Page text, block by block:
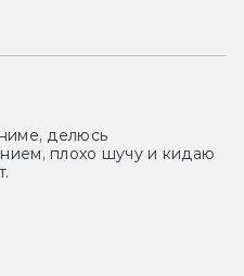
делюсь
плохо шучу и кидаю